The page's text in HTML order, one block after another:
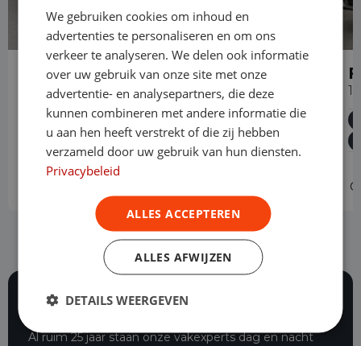
Ford Transit Custom
300 2.0 TDCI L2H1 Trend NM Automaat
Diesel Automaat 43.278 km 2024
Oss
L2H1
Al ruim 25 jaar staan onze vakexperts dag en nacht
We gebruiken cookies om inhoud en
advertenties te personaliseren en om ons
verkeer te analyseren. We delen ook informatie
over uw gebruik van onze site met onze
advertentie- en analysepartners, die deze
kunnen combineren met andere informatie die
u aan hen heeft verstrekt of die zij hebben
verzameld door uw gebruik van hun diensten.
Privacybeleid
ALLES ACCEPTEREN
ALLES AFWIJZEN
DETAILS WEERGEVEN